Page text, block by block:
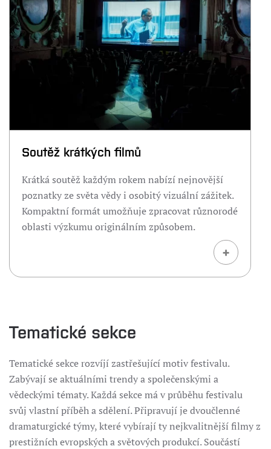
Soutěž krátkých filmů
Krátká soutěž každým rokem nabízí nejnovější
poznatky ze světa vědy i osobitý vizuální zážitek.
Kompaktní formát umožňuje zpracovat různorodé
oblasti výzkumu originálním způsobem.
+
Tematické sekce
Tematické sekce rozvíjí zastřešující motiv festivalu.
Zabývají se aktuálními trendy a společenskými a
vědeckými tématy. Každá sekce má v průběhu festivalu
svůj vlastní příběh a sdělení. Připravují je dvoučlenné
dramaturgické týmy, které vybírají ty nejkvalitnější filmy z
prestižních evropských a světových produkcí. Součástí